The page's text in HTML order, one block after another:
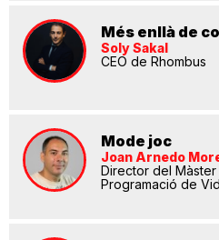
Més enllà de
Soly Sakal
CEO de Rhombus
Mode joc
Joan Arnedo
Director del
Programació de